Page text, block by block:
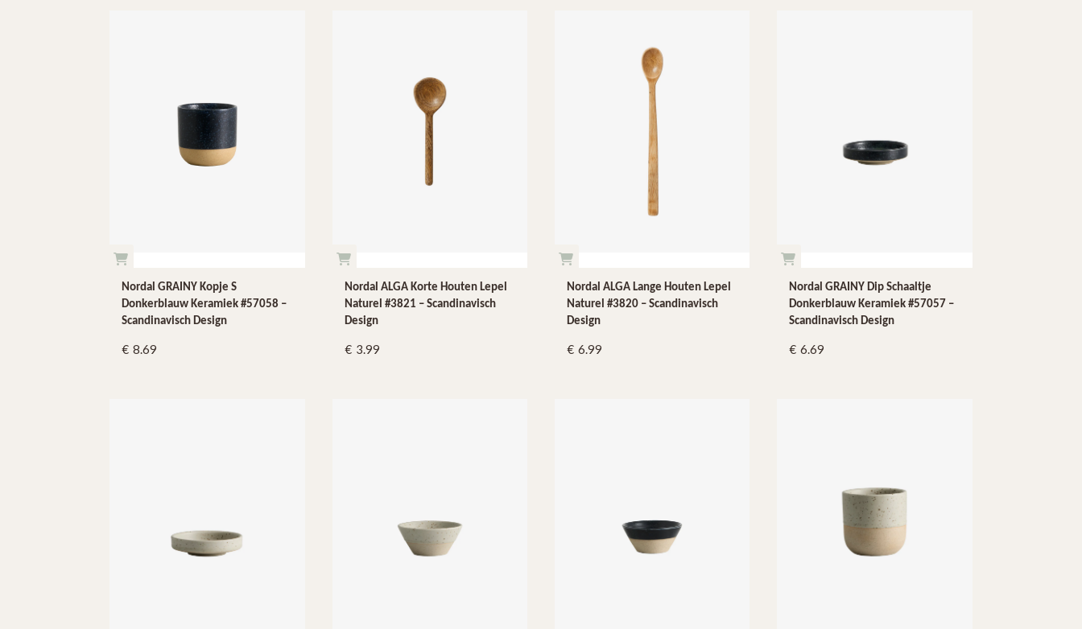
Nordal GRAINY Kopje S
Donkerblauw Keramiek #57058 –
Scandinavisch Design
8.69
Nordal ALGA Korte Houten Lepel
Naturel #3821 – Scandinavisch
Design
3.99
Nordal ALGA Lange Houten Lepel
Naturel #3820 – Scandinavisch
Design
6.99
Nordal GRAINY Dip Schaaltje
Donkerblauw Keramiek #57057 –
Scandinavisch Design
6.69